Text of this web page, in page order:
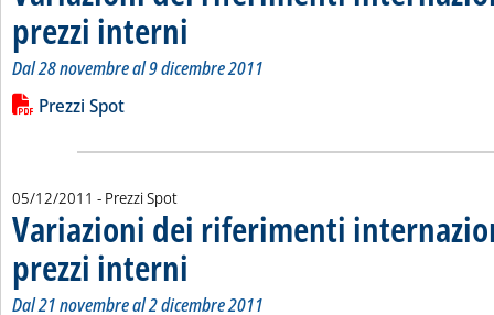
prezzi interni
Dal 28 novembre al 9 dicembre 2011
Leggi tutta la notizia: 'Variazioni dei riferimenti
Lista allegati PDF alla notizia
Prezzi Spot
05/12/2011 - Prezzi Spot
Variazioni dei riferimenti
prezzi interni
Dal 21 novembre al 2 dicembre 2011